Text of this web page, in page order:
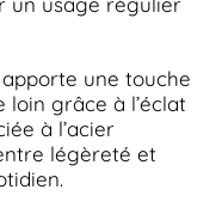
une touche
grâce à l’éclat
à l’acier
légèreté et